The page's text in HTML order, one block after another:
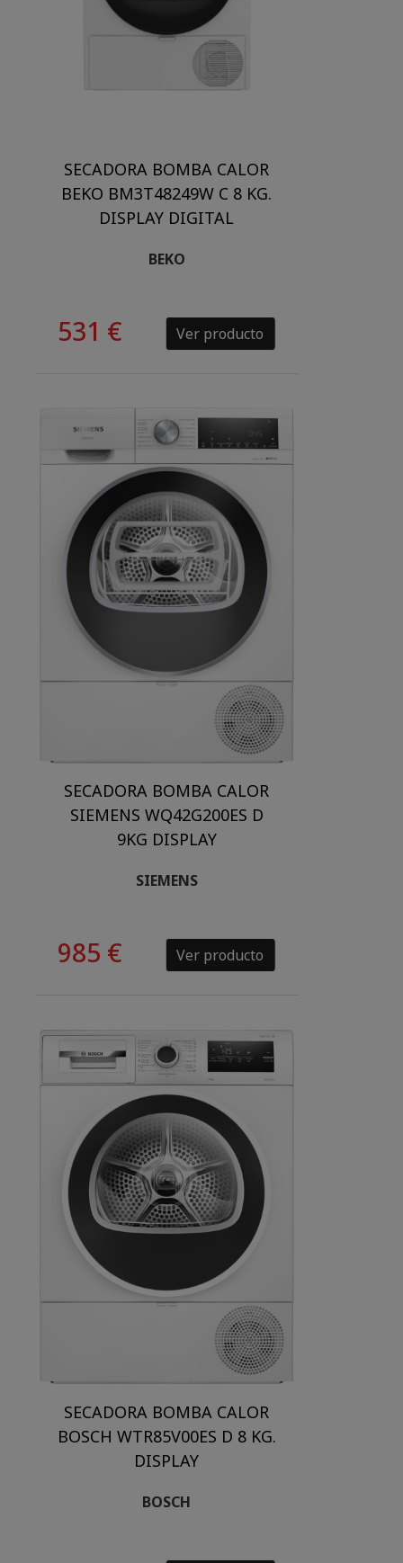
SECADORA BOMBA CALOR
BEKO BM3T48249W C 8 KG.
DISPLAY DIGITAL
BEKO
531 € Ver producto
SECADORA BOMBA CALOR
SIEMENS WQ42G200ES D
9KG DISPLAY
SIEMENS
985 € Ver producto
SECADORA BOMBA CALOR
BOSCH WTR85V00ES D 8 KG.
DISPLAY
BOSCH